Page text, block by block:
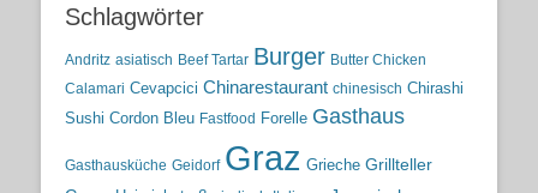
Schlagwörter
Andritz asiatisch Beef Tartar Burger Butter Chicken
Calamari Cevapcici Chinarestaurant chinesisch Chirashi
Sushi Cordon Bleu Fastfood Forelle Gasthaus
Gasthausküche Geidorf Graz Grieche Grillteller